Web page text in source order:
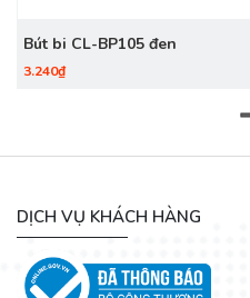
Bút bi CL-BP105 đen
3.240₫
DỊCH VỤ KHÁCH HÀNG